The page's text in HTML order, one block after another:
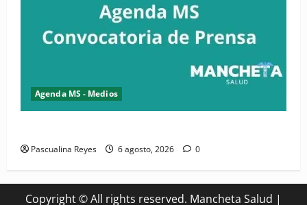
Agenda MS - Medios
Pascualina Reyes 6 agosto, 2026 0
Copyright © All rights reserved. Mancheta Salud |